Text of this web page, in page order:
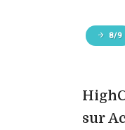
8/9
sur